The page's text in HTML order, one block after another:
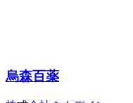
烏森百薬